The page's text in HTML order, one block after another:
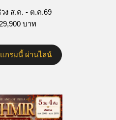
ง ส.ค. - ต.ค.69
บาท
กรมนี้ ผ่านไลน์